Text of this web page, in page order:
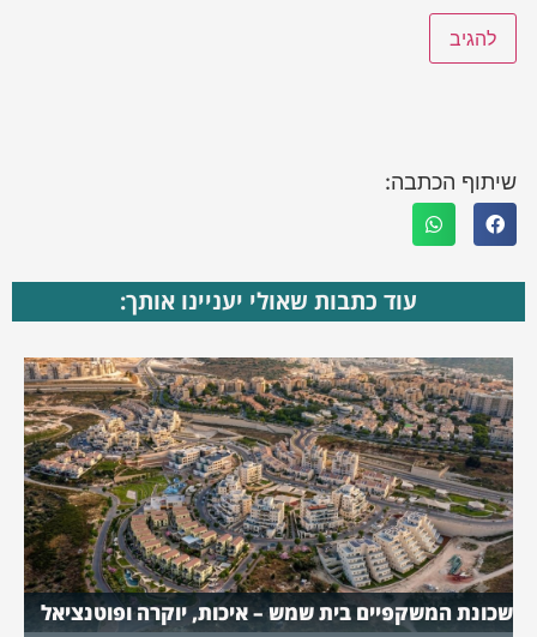
שיתוף הכתבה:
עוד כתבות שאולי יעניינו אותך:
שכונת המשקפיים בית שמש – איכות, יוקרה ופוטנציאל